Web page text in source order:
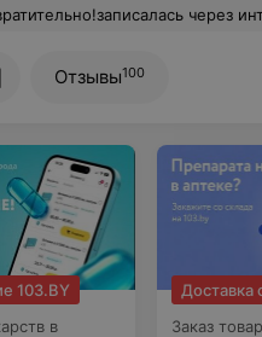
через интернет к ортодонту и мне в регистратуре с таким надменным видом говорят, что запись через интернет не работает, нужно было
Отзывы100
103.BY
в
Доставка
Заказ